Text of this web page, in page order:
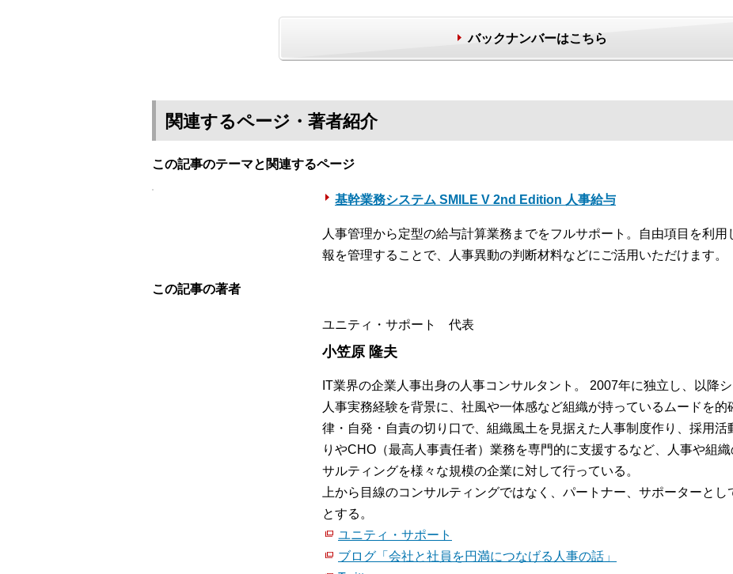
バックナンバーはこちら
関連するページ・著者紹介
この記事のテーマと関連するページ
基幹業務システム SMILE V 2nd Edition 人事給与
人事管理から定型の給与計算業務までをフルサポート。自由項目を利
報を管理することで、人事異動の判断材料などにご活用いただけます。
この記事の著者
ユニティ・サポート 代表
小笠原 隆夫
IT業界の企業人事出身の人事コンサルタント。 2007年に独立し、以降
人事実務経験を背景に、社風や一体感など組織が持っているムードを
律・自発・自責の切り口で、組織風土を見据えた人事制度作り、採用
りやCHO（最高人事責任者）業務を専門的に支援するなど、人事や組
サルティングを様々な規模の企業に対して行っている。
上から目線のコンサルティングではなく、パートナー、サポーターと
とする。
ユニティ・サポート
ブログ「会社と社員を円満につなげる人事の話」